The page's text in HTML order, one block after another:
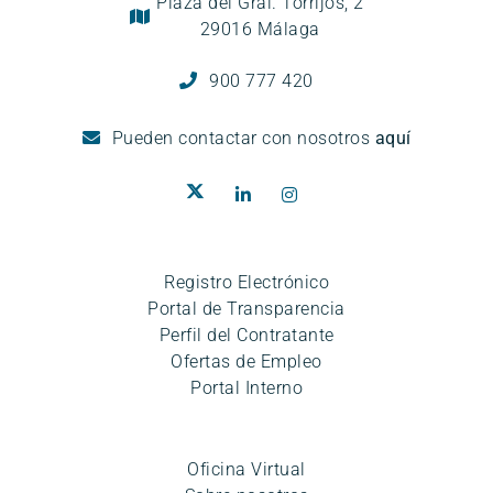
29016 Málaga
900 777 420
Pueden contactar con nosotros aquí
Registro Electrónico
Portal de Transparencia
Perfil del Contratante
Ofertas de Empleo
Portal Interno
Oficina Virtual